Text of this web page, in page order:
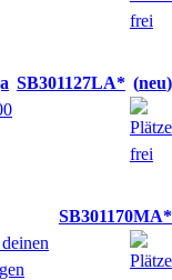
SB301127LA*
neu
SB301170MA*